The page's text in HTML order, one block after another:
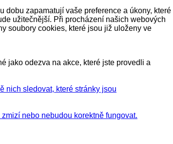
dobu zapamatují vaše preference a úkony, které
užitečnější. Při procházení našich webových
soubory cookies, které jsou již uloženy ve
jako odezva na akce, které jste provedli a
nich sledovat, které stránky jsou
nebo nebudou korektně fungovat.